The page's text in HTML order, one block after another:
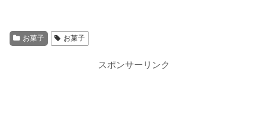
お菓子 お菓子
スポンサーリンク